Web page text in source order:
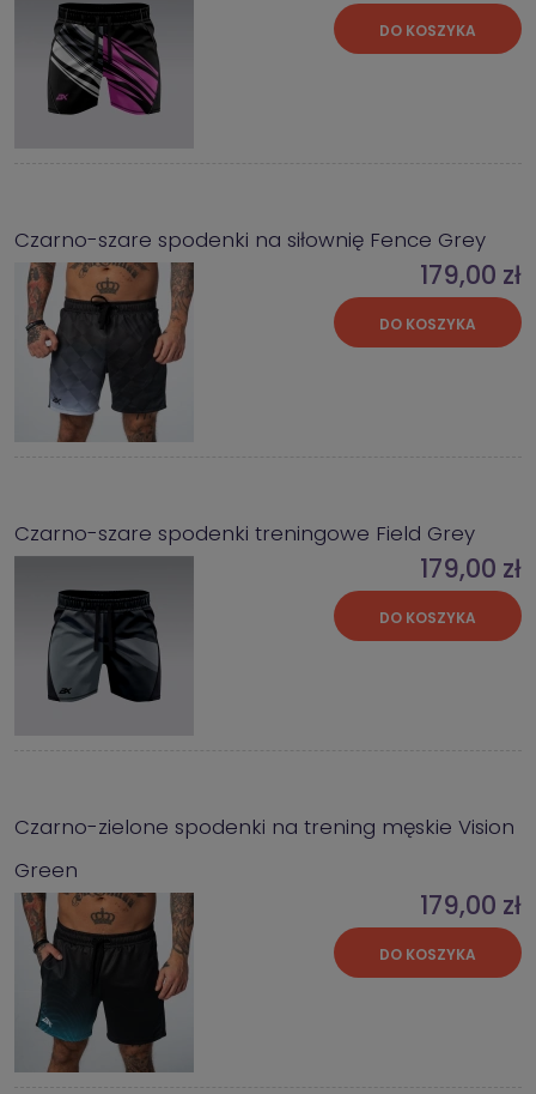
DO KOSZYKA
Czarno-szare spodenki na siłownię Fence Grey
179,00 zł
DO KOSZYKA
Czarno-szare spodenki treningowe Field Grey
179,00 zł
DO KOSZYKA
Czarno-zielone spodenki na trening męskie Vision
Green
179,00 zł
DO KOSZYKA